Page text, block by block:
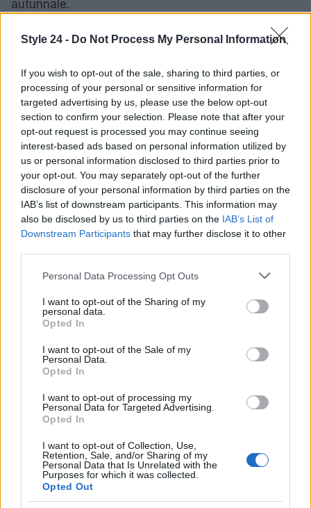
Style 24 - Do Not Process My Personal Information
If you wish to opt-out of the sale, sharing to third parties, or
processing of your personal or sensitive information for
targeted advertising by us, please use the below opt-out
section to confirm your selection. Please note that after your
opt-out request is processed you may continue seeing
interest-based ads based on personal information utilized by
us or personal information disclosed to third parties prior to
your opt-out. You may separately opt-out of the further
disclosure of your personal information by third parties on the
IAB’s list of downstream participants. This information may
also be disclosed by us to third parties on the IAB’s List of
Downstream Participants that may further disclose it to other
Please note that this website/app uses one or more Google
not limited to your visit or usage behaviour. You may click to
grant or deny consent to Google and its third-party tags to
use your data for below specified purposes in below Google
consent section.
Personal Data Processing Opt Outs
I want to opt-out of the Sharing of my
personal data.
Opted In
I want to opt-out of the Sale of my
Personal Data.
Opted In
I want to opt-out of processing my
Personal Data for Targeted Advertising.
Opted In
I want to opt-out of Collection, Use,
Retention, Sale, and/or Sharing of my
Personal Data that Is Unrelated with the
Purposes for which it was collected.
Opted Out
autunnale.
Staff
Continua a leggere
LIFESTYLE